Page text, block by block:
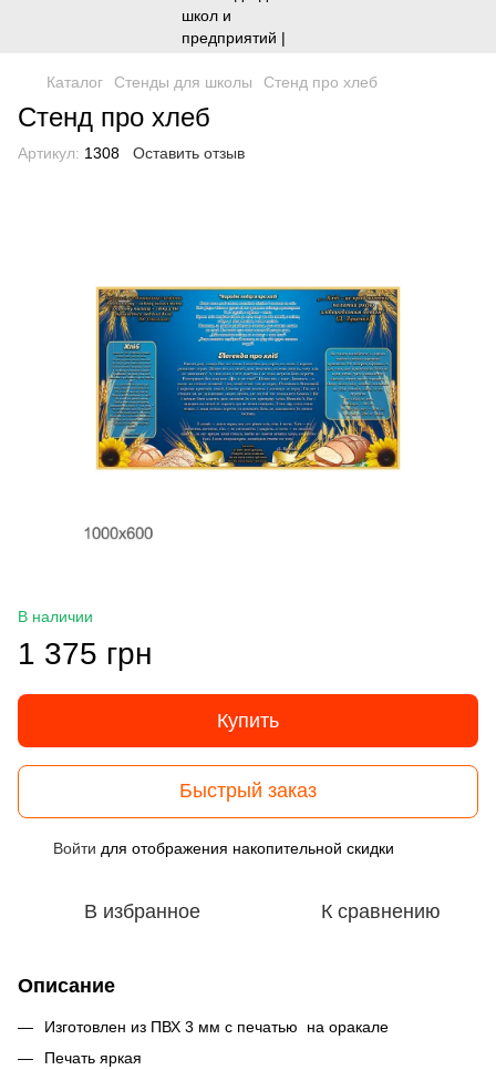
Каталог Стенды для школы Стенд про хлеб
Стенд про хлеб
Артикул: 1308 Оставить отзыв
В наличии
1 375 грн
Купить
Быстрый заказ
Войти для отображения накопительной скидки
В избранное К сравнению
Описание
Изготовлен из ПВХ 3 мм с печатью на оракале
Печать яркая